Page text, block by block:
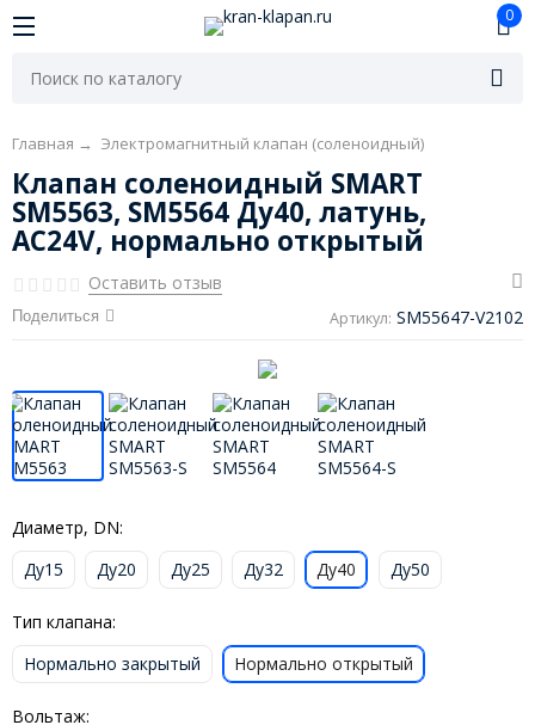
0
Главная → Электромагнитный клапан (соленоидный)
Клапан соленоидный SMART
SM5563, SM5564 Ду40, латунь,
AC24V, нормально открытый
Оставить отзыв
Поделиться Артикул: SM55647-V2102
Диаметр, DN:
Ду15
Ду20 Ду25 Ду32 Ду40 Ду50
Тип клапана:
Нормально закрытый
Нормально открытый
Вольтаж: